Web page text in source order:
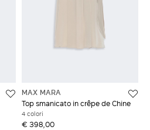
MAX MARA
Top smanicato in crêpe de Chine
4 colori
€ 398,00